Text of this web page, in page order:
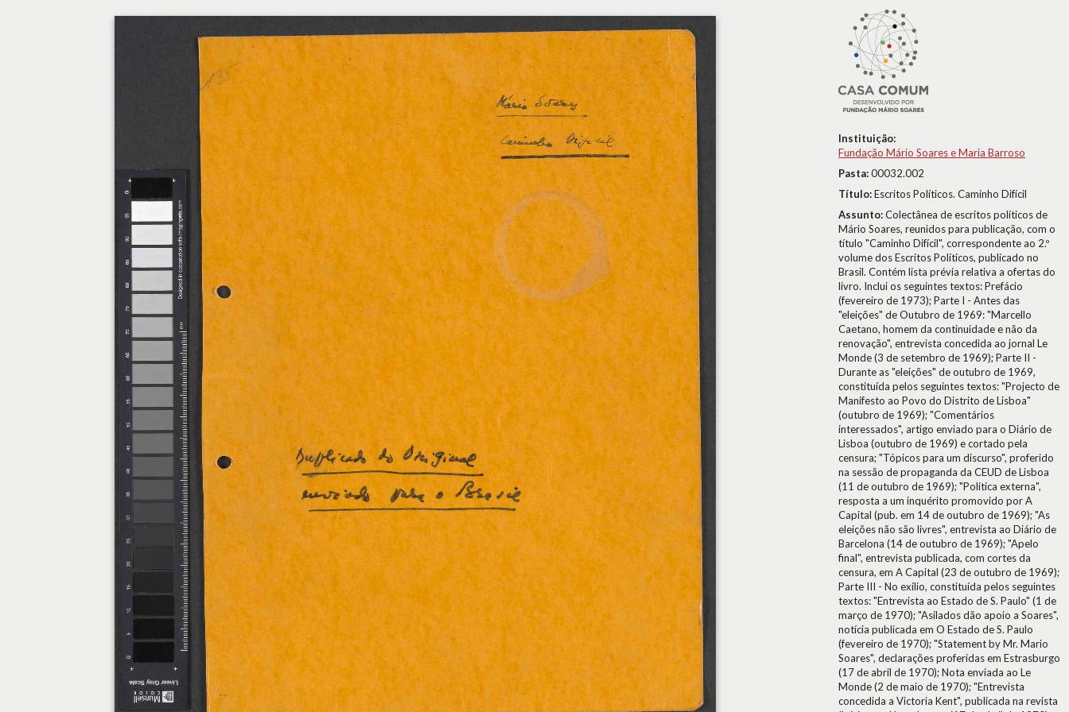
Instituição:
Fundação Mário Soares e Maria Barroso
Pasta:00032.002
Título:Escritos Políticos. Caminho Difícil
Assunto:Colectânea de escritos políticos de
Mário Soares, reunidos para publicação, com o
título "Caminho Difícil", correspondente ao 2.º
volume dos Escritos Políticos, publicado no
Brasil. Contém lista prévia relativa a ofertas do
livro. Inclui os seguintes textos: Prefácio
(fevereiro de 1973); Parte I - Antes das
"eleições" de Outubro de 1969: "Marcello
Caetano, homem da continuidade e não da
renovação", entrevista concedida ao jornal Le
Monde (3 de setembro de 1969); Parte II -
Durante as "eleições" de outubro de 1969,
constituída pelos seguintes textos: "Projecto de
Manifesto ao Povo do Distrito de Lisboa"
(outubro de 1969); "Comentários
interessados", artigo enviado para o Diário de
Lisboa (outubro de 1969) e cortado pela
censura; "Tópicos para um discurso", proferido
na sessão de propaganda da CEUD de Lisboa
(11 de outubro de 1969); "Política externa",
resposta a um inquérito promovido por A
Capital (pub. em 14 de outubro de 1969); "As
eleições não são livres", entrevista ao Diário de
Barcelona (14 de outubro de 1969); "Apelo
final", entrevista publicada, com cortes da
censura, em A Capital (23 de outubro de 1969);
Parte III - No exílio, constituída pelos seguintes
textos: "Entrevista ao Estado de S. Paulo" (1 de
março de 1970); "Asilados dão apoio a Soares",
notícia publicada em O Estado de S. Paulo
(fevereiro de 1970); "Statement by Mr. Mario
Soares", declarações proferidas em Estrasburgo
(17 de abril de 1970); Nota enviada ao Le
Monde (2 de maio de 1970); "Entrevista
concedida a Victoria Kent", publicada na revista